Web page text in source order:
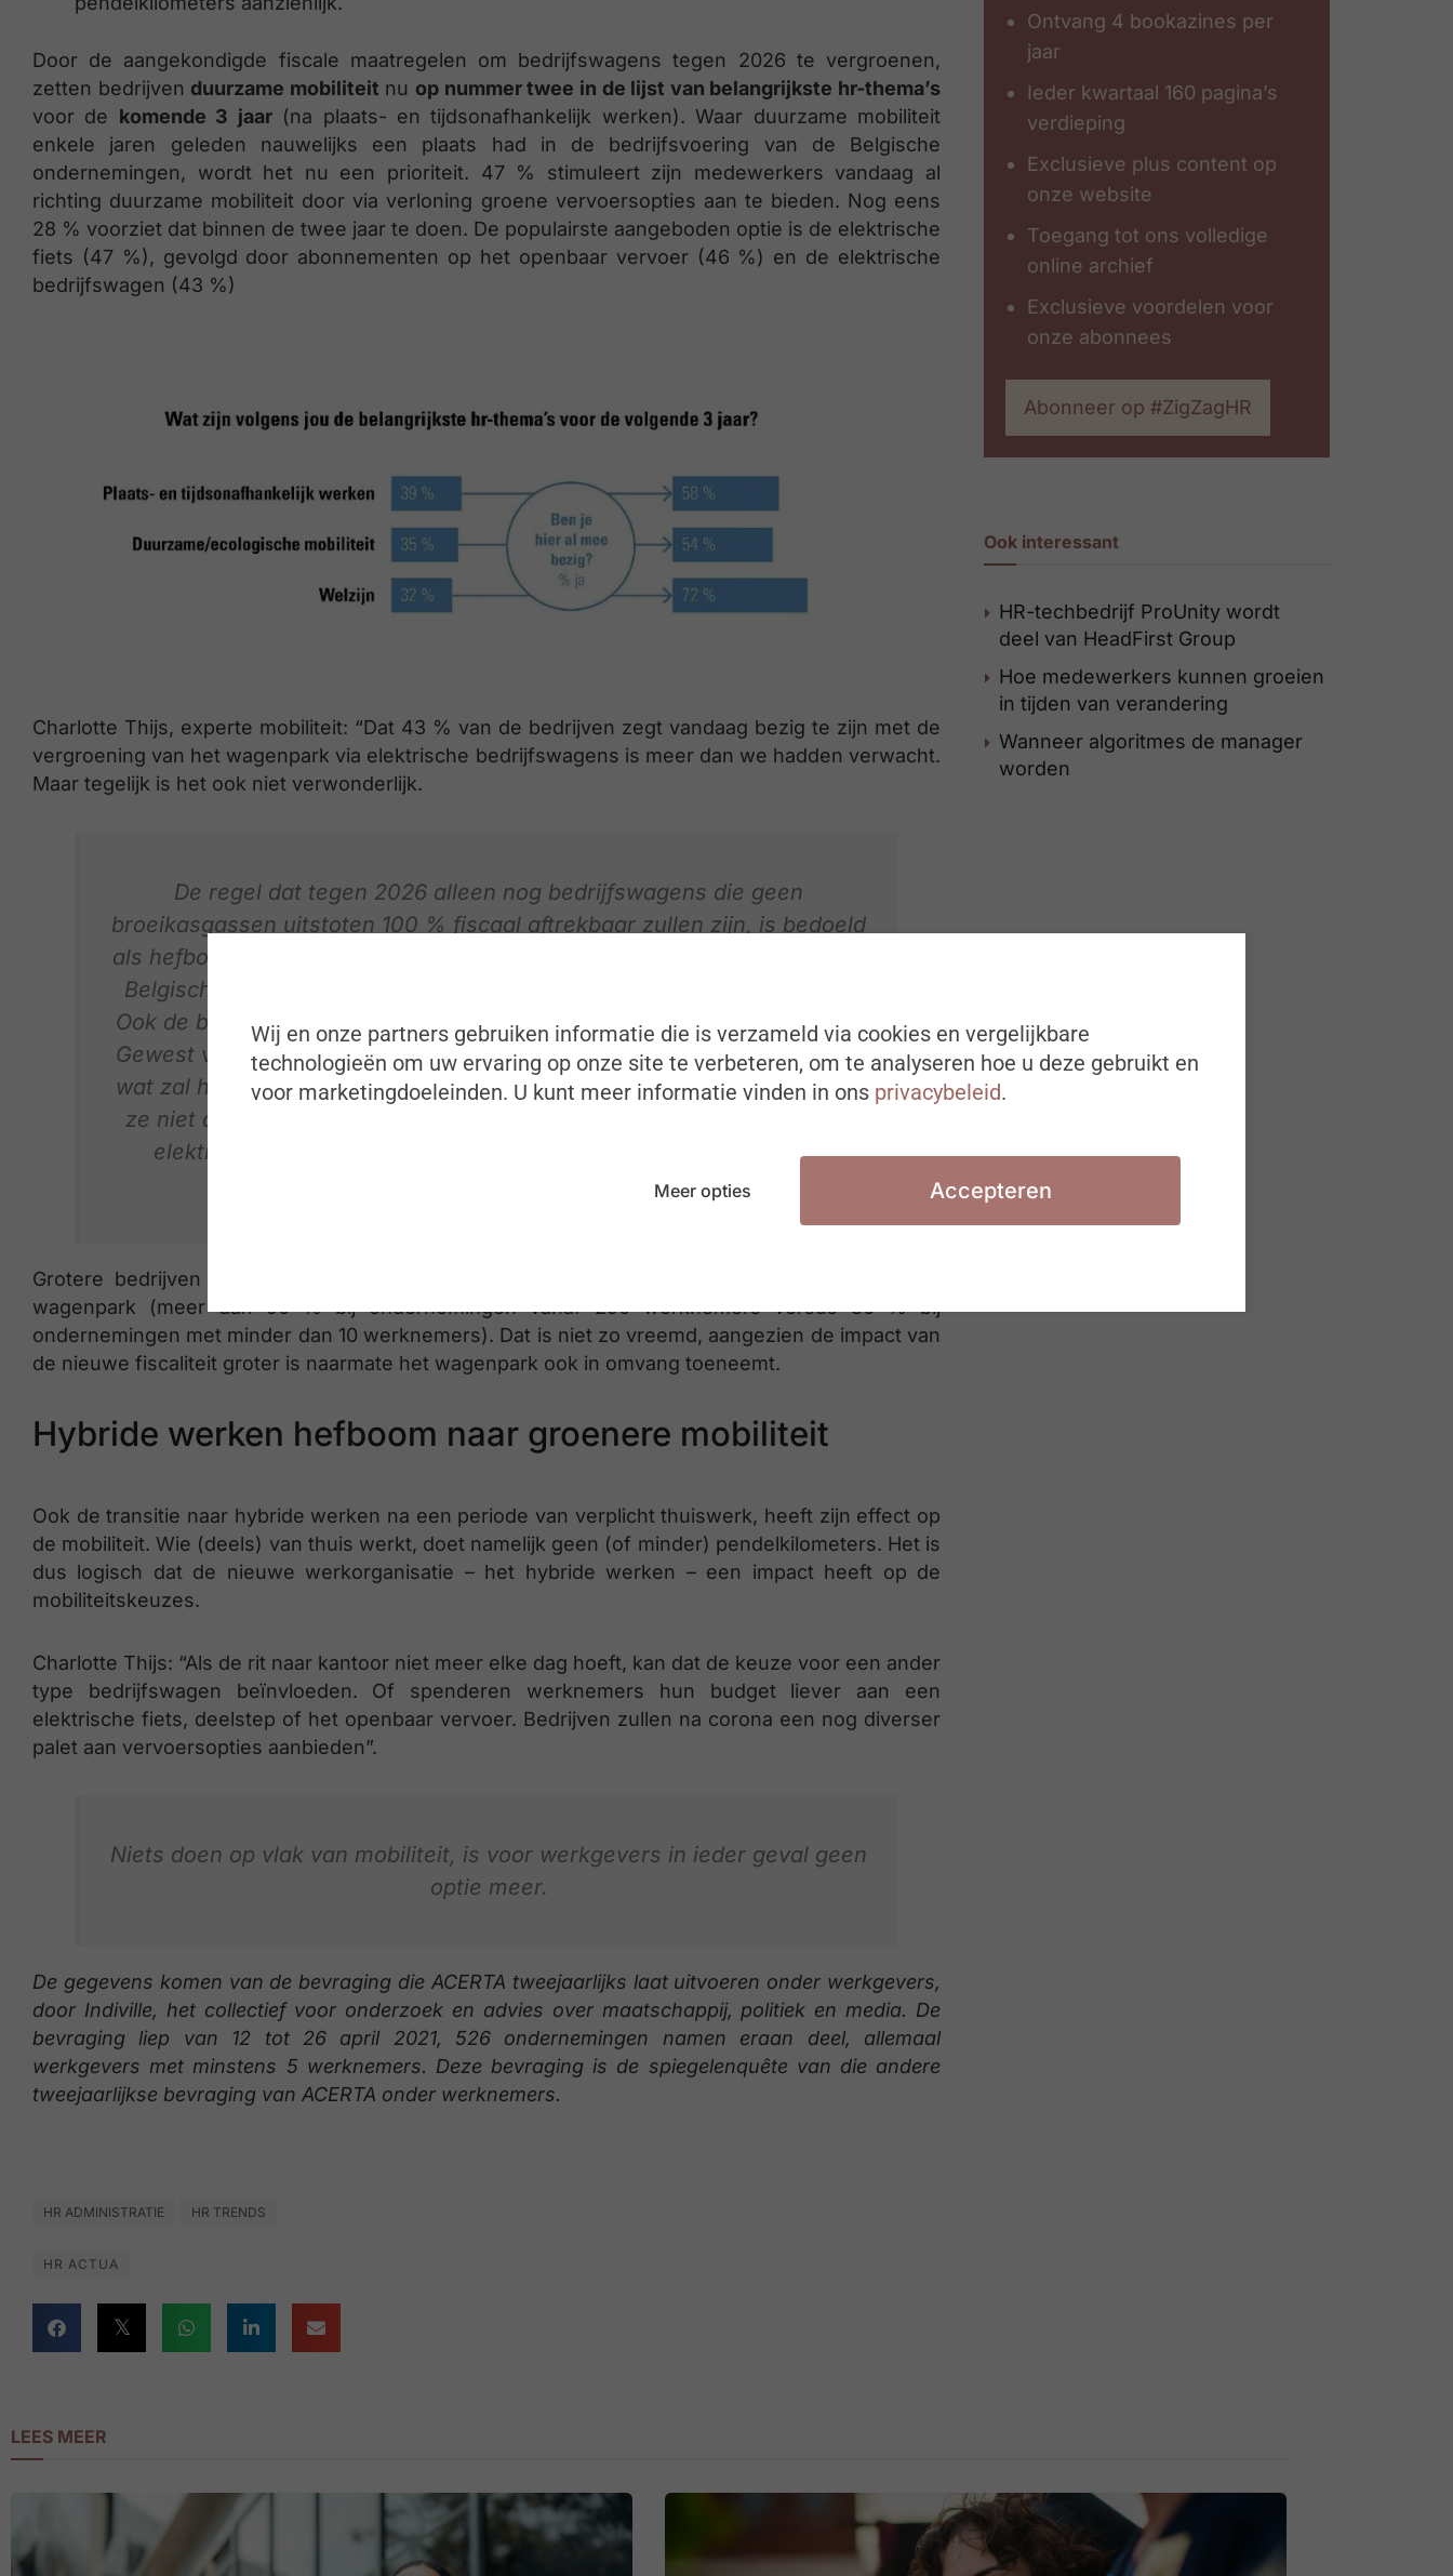
Door de aangekondigde fiscale maatregelen om bedrijfswagens tegen 2026 te vergroenen,
zetten bedrijven duurzame mobiliteit nu op nummer twee in de lijst van belangrijkste hr-thema’s
voor de komende 3 jaar(na plaats- en tijdsonafhankelijk werken). Waar duurzame mobiliteit
enkele jaren geleden nauwelijks een plaats had in de bedrijfsvoering van de Belgische
ondernemingen, wordt het nu een prioriteit. 47 % stimuleert zijn medewerkers vandaag al
richting duurzame mobiliteit door via verloning groene vervoersopties aan te bieden. Nog eens
28 % voorziet dat binnen de twee jaar te doen. De populairste aangeboden optie is de elektrische
fiets (47 %), gevolgd door abonnementen op het openbaar vervoer (46 %) en de elektrische
bedrijfswagen (43 %)
Charlotte Thijs, experte mobiliteit: “Dat 43 % van de bedrijven zegt vandaag bezig te zijn met de
vergroening van het wagenpark via elektrische bedrijfswagens is meer dan we hadden verwacht.
Maar tegelijk is het ook niet verwonderlijk.
De regel dat tegen 2026 alleen nog bedrijfswagens die geen
broeikasgassen uitstoten 100 % fiscaal aftrekbaar zullen zijn, is bedoeld
als hefboom voor het vergroenen van de bedrijfswagenparken van onze
Belgische ondernemingen en die hefboom heeft duidelijk al zijn effect.
Ook de ban op diesel- en benzinewagens in het Brussels Hoofdstedelijk
Gewest vanaf 2035 speelt mee. Bedrijven zijn aan het rekenen gegaan:
wat zal het hen en hun medewerkers met een bedrijfswagen kosten als
ze niet aan de broeikasgasrestricties zouden voldoen? Daarmee is de
elektrische bedrijfswagen ineens een veel aantrekkelijkere optie
Grotere bedrijven nemen meer dan kleine ondernemingen nu al stappen naar een groener
wagenpark (meer dan 50 % bij ondernemingen vanaf 250 werknemers versus 36 % bij
ondernemingen met minder dan 10 werknemers). Dat is niet zo vreemd, aangezien de impact van
de nieuwe fiscaliteit groter is naarmate het wagenpark ook in omvang toeneemt.
Hybride werken hefboom naar groenere mobiliteit
Ook de transitie naar hybride werken na een periode van verplicht thuiswerk, heeft zijn effect op
de mobiliteit. Wie (deels) van thuis werkt, doet namelijk geen (of minder) pendelkilometers. Het is
dus logisch dat de nieuwe werkorganisatie – het hybride werken – een impact heeft op de
mobiliteitskeuzes.
Charlotte Thijs: “Als de rit naar kantoor niet meer elke dag hoeft, kan dat de keuze voor een ander
type bedrijfswagen beïnvloeden. Of spenderen werknemers hun budget liever aan een
elektrische fiets, deelstep of het openbaar vervoer. Bedrijven zullen na corona een nog diverser
palet aan vervoersopties aanbieden”.
Niets doen op vlak van mobiliteit, is voor werkgevers in ieder geval geen
optie meer.
De gegevens komen van de bevraging die ACERTA tweejaarlijks laat uitvoeren onder werkgevers,
door Indiville, het collectief voor onderzoek en advies over maatschappij, politiek en media. De
bevraging liep van 12 tot 26 april 2021, 526 ondernemingen namen eraan deel, allemaal
werkgevers met minstens 5 werknemers. Deze bevraging is de spiegelenquête van die andere
tweejaarlijkse bevraging van ACERTA onder werknemers.
HR ADMINISTRATIE HR TRENDS
HR ACTUA
Ontvang 4 bookazines per
jaar
Ieder kwartaal 160 pagina’s
verdieping
Exclusieve plus content op
onze website
Toegang tot ons volledige
online archief
Exclusieve voordelen voor
onze abonnees
Abonneer op #ZigZagHR
Ook interessant
HR-techbedrijf ProUnity wordt
deel van HeadFirst Group
Hoe medewerkers kunnen groeien
in tijden van verandering
Wanneer algoritmes de manager
worden
LEES MEER
Wij en onze partners gebruiken informatie die is verzameld via cookies en vergelijkbare
technologieën om uw ervaring op onze site te verbeteren, om te analyseren hoe u deze gebruikt en
voor marketingdoeleinden. U kunt meer informatie vinden in ons privacybeleid.
Meer opties Accepteren